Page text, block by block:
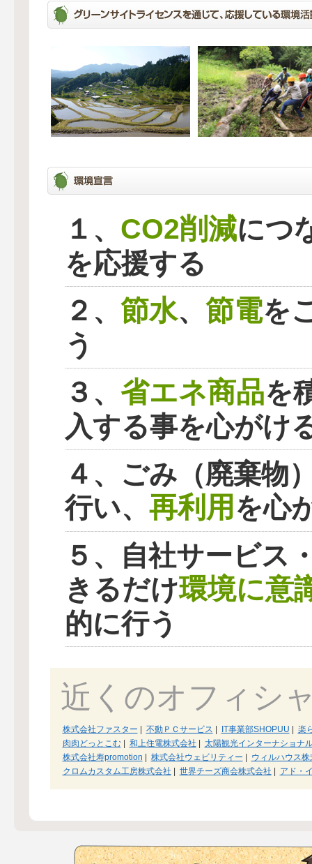
１、 CO2削減につ
を応援する
２、 節水、 節電を
う
３、 省エネ商品を
入する事を心がけ
４、ごみ（廃棄物
行い、 再利用を心
５、自社サービス
きるだけ環境に意
的に行う
近くのオフィシ
株式会社ファスター 不動ＰＣサービス IT事業部SHOPUU
楽
肉肉どっとこむ| 和上住電株式会社
太陽観光インターナショナ
株式会社寿promotion
株式会社ウェビリティー
ウィルハウス株
クロムカスタム工房株式会社
世界チーズ商会株式会社 アド・